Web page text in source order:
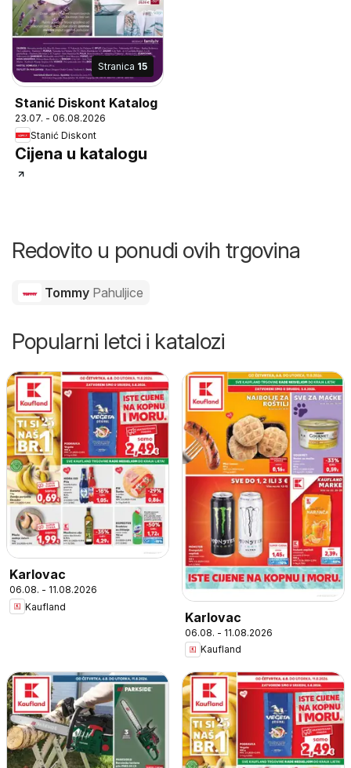
Stranica 15
Stanić Diskont Katalog
23.07. - 06.08.2026
Stanić Diskont
Cijena u katalogu
Redovito u ponudi ovih trgovina
Tommy Pahuljice
Popularni letci i katalozi
Karlovac
06.08. - 11.08.2026
Kaufland
Karlovac
06.08. - 11.08.2026
Kaufland